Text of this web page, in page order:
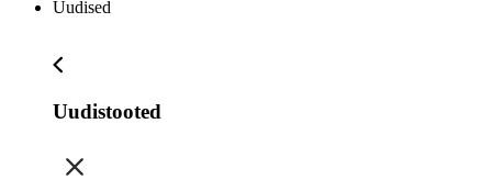
Uudised
Uudistooted